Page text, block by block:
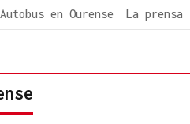
Autobus en Ourense La prensa